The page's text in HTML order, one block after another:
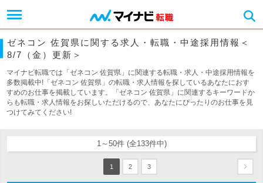
ゼネコン 佐賀県に関する求人・転職・中途採用情報＜
8/7（金）更新＞
マイナビ転職では「ゼネコン 佐賀県」に関連する転職・求人・中途採用情報を
多数掲載中!「ゼネコン 佐賀県」の転職・求人情報を探しているあなたにおす
すめのお仕事を掲載しています。「ゼネコン 佐賀県」に関連するキーワードか
らも転職・求人情報をお探しいただけるので、あなたにぴったりのお仕事を見
つけてみてください!
1～50件 (全133件中)
1 2 3